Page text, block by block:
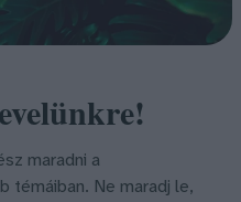
maradni a
témáiban. Ne maradj le,